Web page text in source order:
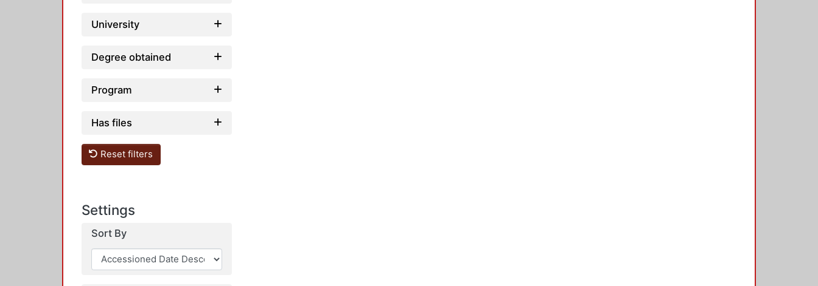
University
Degree obtained
Program
Has files
Reset filters
Settings
Sort By